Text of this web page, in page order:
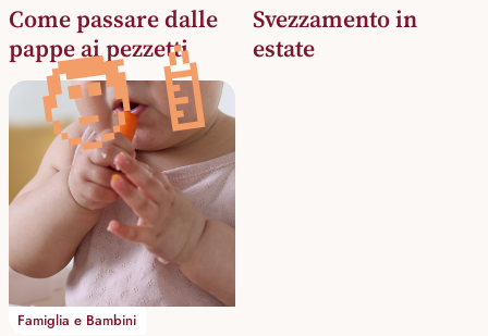
Come passare dalle
pappe ai pezzetti
Svezzamento in
estate
🧑‍🍼
Famiglia e Bambini